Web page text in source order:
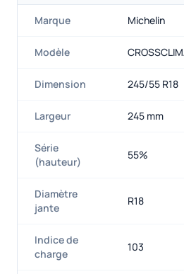
Marque Michelin
Modèle
Dimension 245/55 R18
Largeur 245 mm
Série
(hauteur)
55%
Diamètre
jante
R18
Indice de
charge
103